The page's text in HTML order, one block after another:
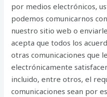
por medios electrónicos,
podemos comunicarnos
nuestro sitio web o
acepta que todos los
otras comunicaciones que
electrónicamente
incluido, entre otros, el
comunicaciones sean por